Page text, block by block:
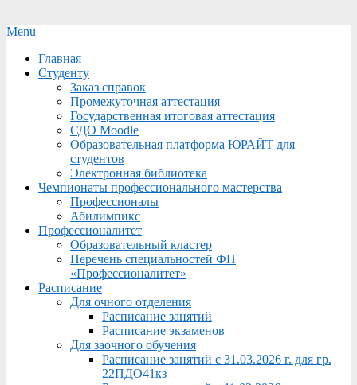
Secondary
Menu
Menu
Главная
Студенту
Заказ справок
Промежуточная аттестация
Государственная итоговая аттестация
СДО Moodle
Образовательная платформа ЮРАЙТ для
студентов
Электронная библиотека
Чемпионаты профессионального мастерства
Профессионалы
Абилимпикс
Профессионалитет
Образовательный кластер
Перечень специальностей ФП
«Профессионалитет»
Расписание
Для очного отделения
Расписание занятий
Расписание экзаменов
Для заочного обучения
Расписание занятий с 31.03.2026 г. для гр.
22ПДО41кз